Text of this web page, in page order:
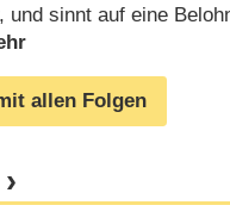
sinnt auf eine
allen Folgen